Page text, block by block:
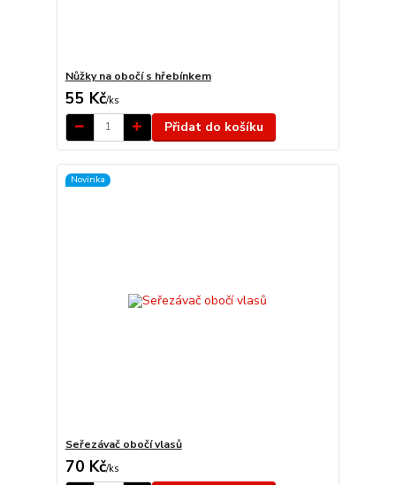
Nůžky na obočí s hřebínkem
55 Kč/ks
Přidat do košíku
Novinka
Seřezávač obočí vlasů
70 Kč/ks